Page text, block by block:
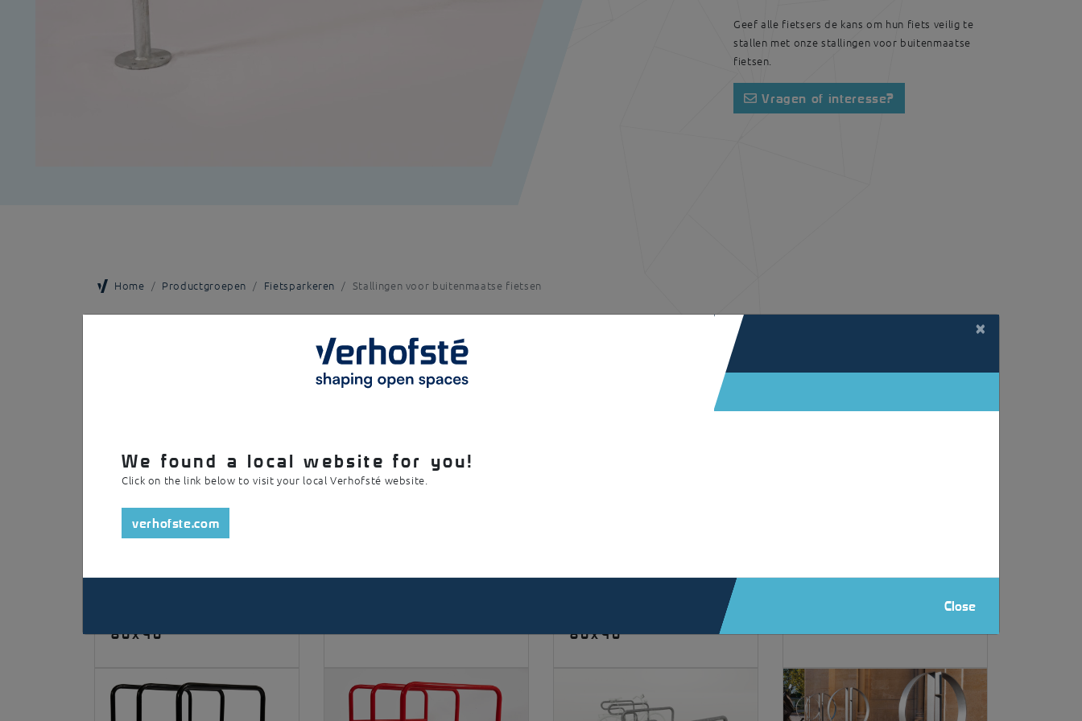
Geef alle fietsers de kans om hun fiets veilig te
stallen met onze stallingen voor buitenmaatse
fietsen.
Vragen of interesse?
Home Productgroepen Fietsparkeren Stallingen voor buitenmaatse fietsen
Klik en ontdek onze standaardproducten.
80x40
80x40
×
We found a local website for you!
Click on the link below to visit your local Verhofsté website.
verhofste.com
Close